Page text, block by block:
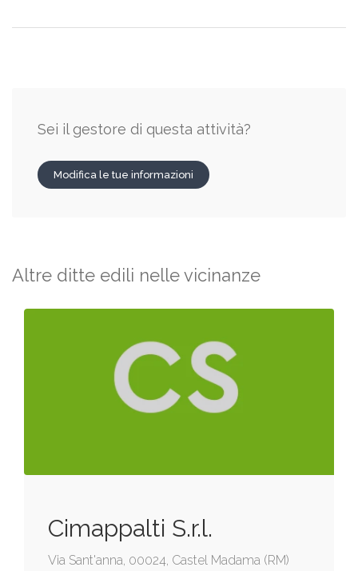
Sei il gestore di questa attività?
Modifica le tue informazioni
Altre ditte edili nelle vicinanze
Cimappalti S.r.l.
Via Sant'anna, 00024, Castel Madama (RM)